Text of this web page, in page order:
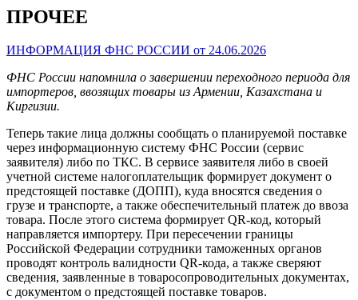
ПРОЧЕЕ
ИНФОРМАЦИЯ ФНС РОССИИ от 24.06.2026
ФНС России напомнила о завершении переходного периода для
импортеров, ввозящих товары из Армении, Казахстана и
Киргизии.
Теперь такие лица должны сообщать о планируемой поставке
через информационную систему ФНС России (сервис
заявителя) либо по ТКС. В сервисе заявителя либо в своей
учетной системе налогоплательщик формирует документ о
предстоящей поставке (ДОПП), куда вносятся сведения о
грузе и транспорте, а также обеспечительный платеж до ввоза
товара. После этого система формирует QR-код, который
направляется импортеру. При пересечении границы
Российской Федерации сотрудники таможенных органов
проводят контроль валидности QR-кода, а также сверяют
сведения, заявленные в товаросопроводительных документах,
с документом о предстоящей поставке товаров.